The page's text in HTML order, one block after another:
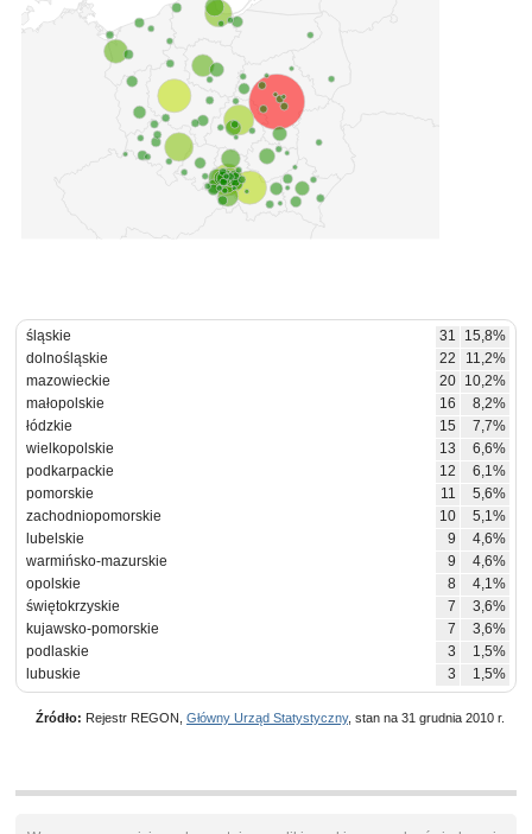
śląskie 31
15,8%
dolnośląskie
22
11,2%
mazowieckie
20 10,2%
małopolskie
16
8,2%
łódzkie
15
7,7%
wielkopolskie
13
6,6%
podkarpackie
12
6,1%
pomorskie
11
5,6%
zachodniopomorskie
10
5,1%
lubelskie
9
4,6%
warmińsko-mazurskie
9
4,6%
opolskie
8
4,1%
świętokrzyskie
7
3,6%
kujawsko-pomorskie
7
3,6%
podlaskie
3
1,5%
lubuskie
3 1,5%
Źródło: Rejestr REGON, Główny Urząd Statystyczny, stan na 31 grudnia 2010 r.